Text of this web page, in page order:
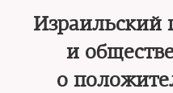
Израильский
и
о